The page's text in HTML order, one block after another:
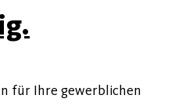
für Ihre gewerblichen